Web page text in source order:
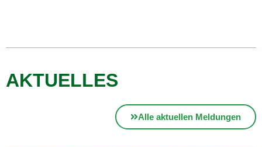
AKTUELLES
Alle aktuellen Meldungen